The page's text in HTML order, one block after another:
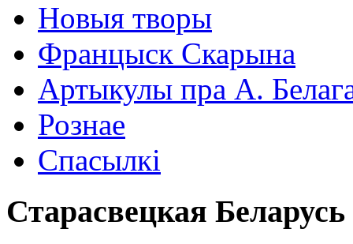
Новыя творы
Францыск Скарына
Артыкулы пра А.
Рознае
Спасылкі
Старасвецкая Беларусь